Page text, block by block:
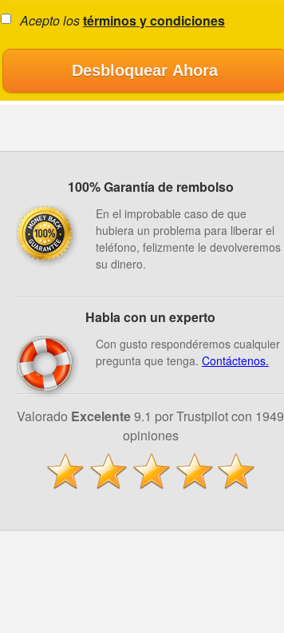
Acepto lostérminos y condiciones
Desbloquear Ahora
100% Garantía de rembolso
En el improbable caso de que
hubiera un problema para liberar el
teléfono, felizmente le devolveremos
su dinero.
Habla con un experto
Con gusto respondéremos cualquier
pregunta que tenga. Contáctenos.
Valorado Excelente9.1 por Trustpilot con 1949
opiniones